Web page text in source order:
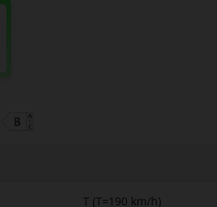
T (T=190 km/h)